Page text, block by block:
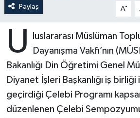
Paylaş A-
U
luslararası Müslüman
Dayanışma Vakfı’nın
Bakanlığı Din Öğretimi Genel
Diyanet İşleri Başkanlığı iş birliği
geçirdiği Çelebi Programı
düzenlenen Çelebi
Bartın Müftülüğü
Batman Müftülüğü
Bayburt Müftülüğü
Bilecik Müftülüğü
Bingöl Müftülüğü
Ramazan
Sahabeler
Zekat
DEPREM
Dünya
Eğitim
Kültür-Sanat
Aile